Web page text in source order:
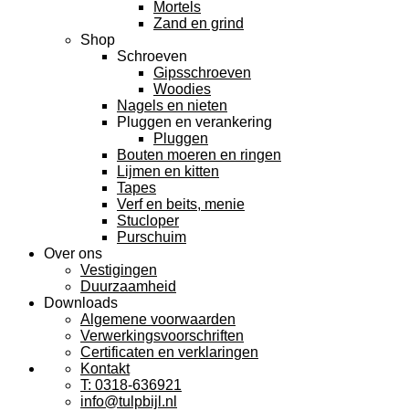
Mortels
Zand en grind
Shop
Schroeven
Gipsschroeven
Woodies
Nagels en nieten
Pluggen en verankering
Pluggen
Bouten moeren en ringen
Lijmen en kitten
Tapes
Verf en beits, menie
Stucloper
Purschuim
Over ons
Vestigingen
Duurzaamheid
Downloads
Algemene voorwaarden
Verwerkingsvoorschriften
Certificaten en verklaringen
Kontakt
T: 0318-636921
info@tulpbijl.nl